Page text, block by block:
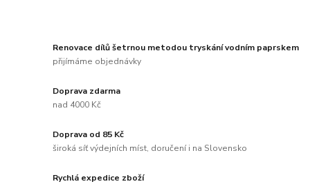
Renovace dílů šetrnou metodou tryskání vodním paprskem
přijímáme objednávky
Doprava zdarma
nad 4000 Kč
Doprava od 85 Kč
široká síť výdejních míst, doručení i na Slovensko
Rychlá expedice zboží